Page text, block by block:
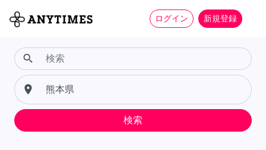
ログイン 新規登録
search
place
検索